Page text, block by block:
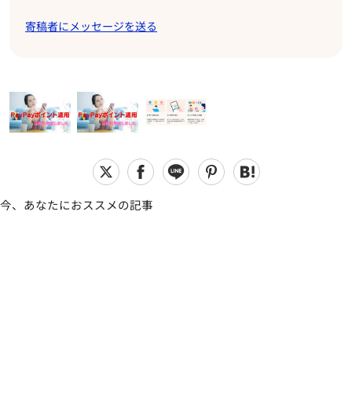
寄稿者にメッセージを送る
今、あなたにおススメの記事